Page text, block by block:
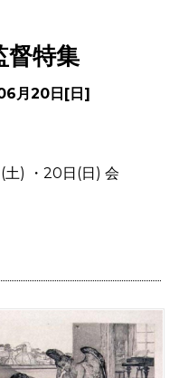
督特集
月20日[日]
(土) ・20日(日) 会